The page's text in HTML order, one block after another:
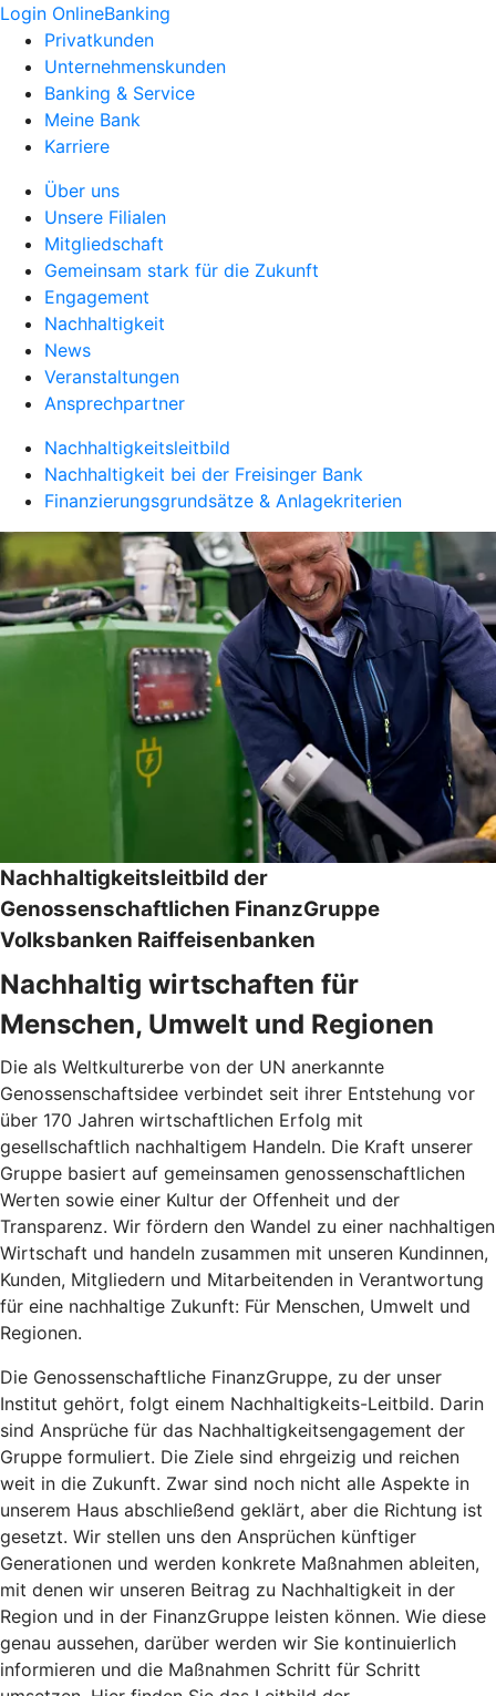
Login OnlineBanking
Privatkunden
Unternehmenskunden
Banking & Service
Meine Bank
Karriere
Über uns
Unsere Filialen
Mitgliedschaft
Gemeinsam stark für die Zukunft
Engagement
Nachhaltigkeit
News
Veranstaltungen
Ansprechpartner
Nachhaltigkeitsleitbild
Nachhaltigkeit bei der Freisinger Bank
Finanzierungsgrundsätze & Anlagekriterien
Nachhaltigkeitsleitbild der
Genossenschaftlichen FinanzGruppe
Volksbanken Raiffeisenbanken
Nachhaltig wirtschaften für
Menschen, Umwelt und Regionen
Die als Weltkulturerbe von der UN anerkannte
Genossenschaftsidee verbindet seit ihrer Entstehung vor
über 170 Jahren wirtschaftlichen Erfolg mit
gesellschaftlich nachhaltigem Handeln. Die Kraft unserer
Gruppe basiert auf gemeinsamen genossenschaftlichen
Werten sowie einer Kultur der Offenheit und der
Transparenz. Wir fördern den Wandel zu einer nachhaltigen
Wirtschaft und handeln zusammen mit unseren Kundinnen,
Kunden, Mitgliedern und Mitarbeitenden in Verantwortung
für eine nachhaltige Zukunft: Für Menschen, Umwelt und
Regionen.
Die Genossenschaftliche FinanzGruppe, zu der unser
Institut gehört, folgt einem Nachhaltigkeits-Leitbild. Darin
sind Ansprüche für das Nachhaltigkeitsengagement der
Gruppe formuliert. Die Ziele sind ehrgeizig und reichen
weit in die Zukunft. Zwar sind noch nicht alle Aspekte in
unserem Haus abschließend geklärt, aber die Richtung ist
gesetzt. Wir stellen uns den Ansprüchen künftiger
Generationen und werden konkrete Maßnahmen ableiten,
mit denen wir unseren Beitrag zu Nachhaltigkeit in der
Region und in der FinanzGruppe leisten können. Wie diese
genau aussehen, darüber werden wir Sie kontinuierlich
informieren und die Maßnahmen Schritt für Schritt